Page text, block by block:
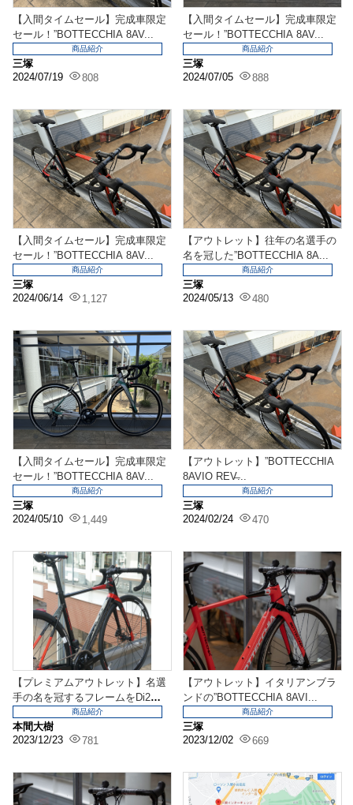
【入間タイムセール】完成車限定
セール！”BOTTECCHIA 8AV...
三塚
2024/07/19
808
商品紹介
【入間タイムセール】完成車限定
セール！”BOTTECCHIA 8AV...
三塚
2024/07/05
888
商品紹介
【入間タイムセール】完成車限定
セール！”BOTTECCHIA 8AV...
三塚
2024/06/14
1,127
商品紹介
【アウトレット】往年の名選手の
名を冠した”BOTTECCHIA 8A...
三塚
2024/05/13
480
商品紹介
【入間タイムセール】完成車限定
セール！”BOTTECCHIA 8AV...
三塚
2024/05/10
1,449
商品紹介
【アウトレット】”BOTTECCHIA
8AVIO REV̶...
三塚
2024/02/24
470
商品紹介
【プレミアムアウトレット】名選
手の名を冠するフレームをDi2
で！入間オリジナル完...
本間大樹
2023/12/23
781
商品紹介
【アウトレット】イタリアンブラ
ンドの”BOTTECCHIA 8AVI...
三塚
2023/12/02
669
商品紹介